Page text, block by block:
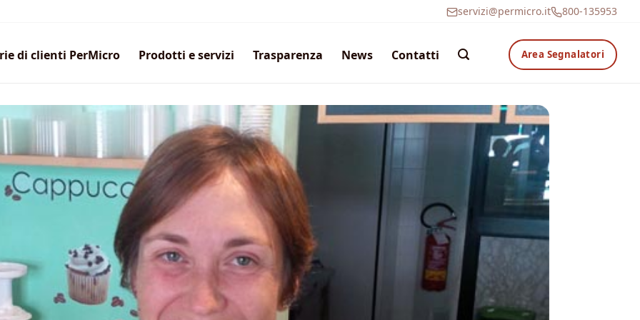
servizi@permicro.it 800-135953
di clienti PerMicro Prodotti e servizi Trasparenza News Contatti Area Segnalatori